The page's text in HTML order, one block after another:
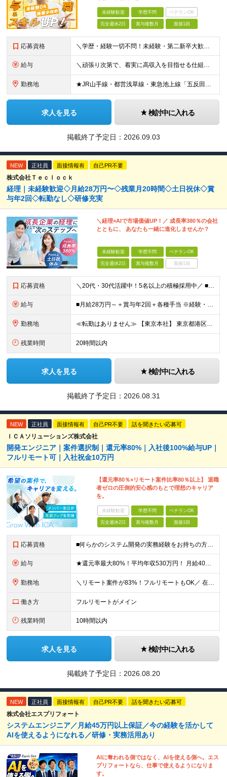
未経験歓迎 学歴不問 ベテランOK
完全週休2日 賞与複数月 面接1回
応募資格 ＼学歴・経験一切不問！未経験・第二新卒大歓迎／ 〜採用担当より〜 過去の経歴や、前職での退職理由は一切気にしません。 「次の職場ではスキルを身につけて活躍したい」「キャリアアップを目指したい」といっ
給与 ＼頑張り次第で、着実に高収入を目指せる仕組みです／ ▼入社半年・20代…年収400万円（月給25万円＋賞与） ▼入社3年目・29歳…年収520万円（月給33万円＋賞与） ゆくゆくは主任（年収450万〜
勤務地 ★JR山手線・都営浅草線・東急池上線「五反田駅」から徒歩3分！ ★飲食店やコンビニも徒歩圏内の好立地 東京都品川区西五反田1-29-1 コイズミビル8階 (変更の範囲)上記を除く当社関連勤務地
求人を見る 検討中に入れる
掲載終了予定日： 2026.09.03
NEW 正社員 面接情報有 自己PR不要
株式会社Ｔｅｃｌｏｃｋ
経理｜未経験歓迎◇月給28万円〜◇残業月20時間◇土日祝休◇賞
与年2回◇転勤なし◇研修充実
＼経理×AIで市場価値UP！／ 成長率380％の会社
とともに、 あなたも一緒に進化しませんか？
未経験歓迎 学歴不問 ベテランOK
完全週休2日 賞与複数月 面接1回
応募資格 ＼20代・30代活躍中！5名以上の積極採用中／ ■必須条件 ・基本的なPCスキルをお持ちの方 ・ExcelまたはGoogleスプレッドシートの利用経験 □未経験OK □第二新卒歓迎 □学歴不問 □フリ
給与 ■月給28万円～＋賞与年2回＋各種手当 ※経験・スキルに応じて決定します。 ※45時間分の固定残業代（73,000円～）を含みます。超過分は全額支給します。 ※試用期間3～6ヶ月／給与と待遇変更なし
勤務地 ≪転勤はありません≫ 【東京本社】 東京都港区芝1-9-3 芝マツラビル4F (変更の範囲)上記を除く当社関連勤務地
残業時間 20時間以内
求人を見る 検討中に入れる
掲載終了予定日： 2026.08.31
NEW 正社員 面接情報有 自己PR不要 話を聞きたい応募可
ＩＣＡソリューションズ株式会社
開発エンジニア｜案件選択制｜還元率80%｜入社後100%給与UP｜
フルリモート可｜入社祝金10万円
【還元率80％×リモート案件比率80％以上】 退職
者ゼロの圧倒的安心感のもとで理想のキャリア
を。
未経験歓迎 学歴不問 ベテランOK
完全週休2日 賞与複数月 面接1回
応募資格 ■何らかのシステム開発の実務経験をお持ちの方(3年以上) ■学歴不問 ≪こんな方にピッタリ≫ □ スキルや経験に見合う正当な収入を得たい □ PGからSEへのステップアップなど上流工程に挑戦したい
給与 ★還元率最大80%！平均年収530万円！ 月給40万円～60万円＋業績賞与 想定年収：年収500万円～800万円 ※スキルやご経験、担当案件により変動します ◎スキルや経験を考慮し、優遇します
勤務地 ＼リモート案件が83%！フルリモートもOK／ 在宅勤務、または東京、神奈川、埼玉、千葉のプロジェクト先 ★リモート率83%！フルリモート案件も多数！ ★転居を伴う転勤はありません ■本社 東京都港区
働き方 フルリモートがメイン
残業時間 10時間以内
求人を見る 検討中に入れる
掲載終了予定日： 2026.08.20
NEW 正社員 面接情報有 自己PR不要 話を聞きたい応募可
株式会社エスプリフォート
システムエンジニア／月給45万円以上保証／今の経験を活かして
AIを使えるようになれる／研修・実務活用あり
AIに奪われる側ではなく、AIを使える側へ。エス
プリフォートなら、仕事で使えるようになりま
す。